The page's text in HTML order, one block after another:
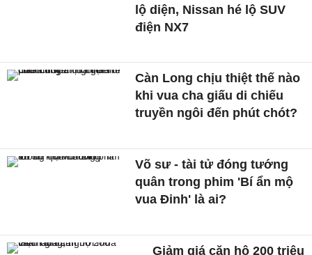
lộ diện, Nissan hé lộ SUV
điện NX7
Càn Long chịu thiệt thế nào
khi vua cha giấu di chiếu
truyền ngôi đến phút chót?
Võ sư - tài tử đóng tướng
quân trong phim 'Bí ẩn mộ
vua Đinh' là ai?
Giảm giá căn hộ 200 triệu